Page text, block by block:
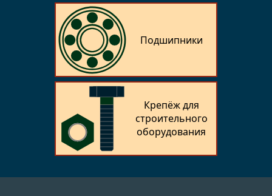
Подшипники
Крепёж для
строительного
оборудования